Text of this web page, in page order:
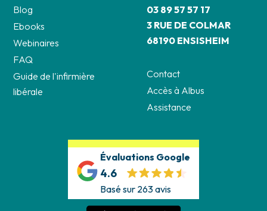
Blog
Ebooks
Webinaires
FAQ
Guide de l'infirmière
libérale
03 89 57 57 17
3 RUE DE COLMAR
68190 ENSISHEIM
Contact
Accès à Albus
Assistance
Évaluations Google
4.6
Basé sur 263 avis